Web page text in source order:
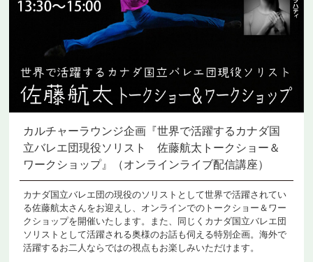
カルチャーラウンジ企画『世界で活躍するカナダ国
立バレエ団現役ソリスト 佐藤航太トークショー＆
ワークショップ』（オンラインライブ配信講座）
カナダ国立バレエ団の現役のソリストとして世界で活躍されてい
る佐藤航太さんをお迎えし、オンラインでのトークショー＆ワー
クショップを開催いたします。また、同じくカナダ国立バレエ団
ソリストとして活躍される奥様のお話も伺える特別企画。海外で
活躍するお二人ならではの視点もお楽しみいただけます。